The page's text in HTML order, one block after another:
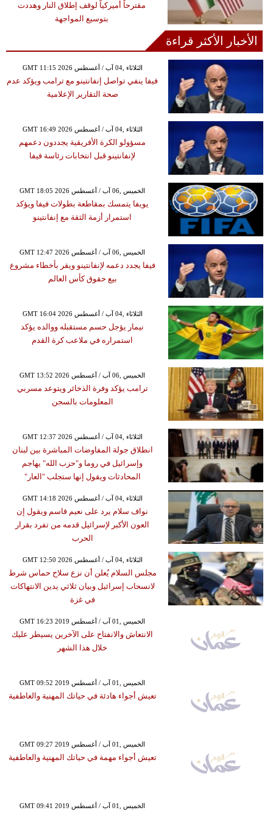
مقترحاً أميركياً لوقف إطلاق النار وهددت
بتوسيع المواجهة
الأخبار الأكثر قراءة
GMT 11:15 2026 الثلاثاء ,04 آب / أغسطس
فيفا ينفي تواصل إنفانتينو مع ترامب ويؤكد عدم
صحة التقارير الإعلامية
GMT 16:49 2026 الثلاثاء ,04 آب / أغسطس
مسؤولو الكرة الأفريقية يجددون دعمهم
لإنفانتينو قبل انتخابات رئاسة فيفا
GMT 18:05 2026 الخميس ,06 آب / أغسطس
يويفا يتمسك بمقاطعة بطولات فيفا ويؤكد
استمرار أزمة الثقة مع إنفانتينو
GMT 12:47 2026 الخميس ,06 آب / أغسطس
فيفا يجدد دعمه لإنفانتينو ويقر بأخطاء مشروع
بيع حقوق كأس العالم
GMT 16:04 2026 الثلاثاء ,04 آب / أغسطس
نيمار يؤجل حسم مستقبله ووالده يؤكد
استمراره في ملاعب كرة القدم
GMT 13:52 2026 الخميس ,06 آب / أغسطس
ترامب يؤكد وفرة الذخائر ويتوعد مسربي
المعلومات بالسجن
GMT 12:37 2026 الثلاثاء ,04 آب / أغسطس
انطلاق جولة المفاوضات المباشرة بين لبنان
وإسرائيل في روما و"حزب الله" يهاجم
المحادثات ويقول إنها ستجلب "العار"
GMT 14:18 2026 الثلاثاء ,04 آب / أغسطس
نواف سلام يرد على نعيم قاسم ويقول إن
العون الأكبر لإسرائيل قدمه من تفرد بقرار
الحرب
GMT 12:50 2026 الثلاثاء ,04 آب / أغسطس
مجلس السلام يُعلن أن نزع سلاح حماس شرط
لانسحاب إسرائيل وبيان ثلاثي يدين الانتهاكات
في غزة
GMT 16:23 2019 الخميس ,01 آب / أغسطس
الانتعاش والانفتاح على الآخرين يسيطر عليك
خلال هذا الشهر
GMT 09:52 2019 الخميس ,01 آب / أغسطس
تعيش أجواء هادئة في حياتك المهنية والعاطفية
GMT 09:27 2019 الخميس ,01 آب / أغسطس
تعيش أجواء مهمة في حياتك المهنية والعاطفية
GMT 09:41 2019 الخميس ,01 آب / أغسطس